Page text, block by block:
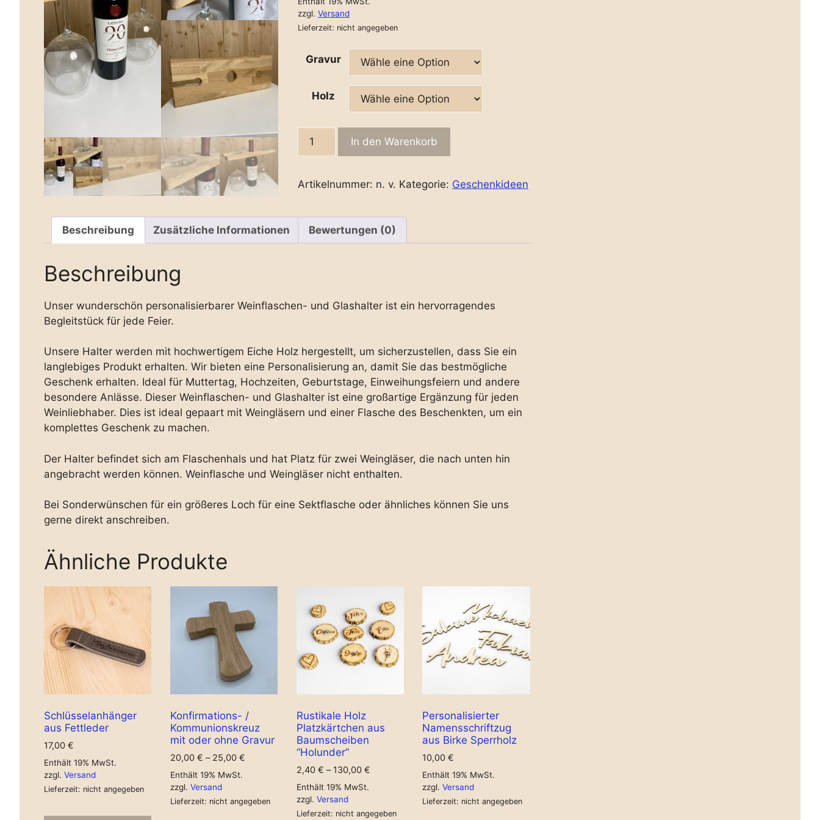
zzgl. Versand
Lieferzeit: nicht angegeben
Gravur
Holz
rechteckig
In den Warenkorb
Artikelnummer: n. v. Kategorie: Geschenkideen
Beschreibung Zusätzliche Informationen Bewertungen (0)
Beschreibung
Unser wunderschön personalisierbarer Weinflaschen- und Glashalter ist ein hervorragendes
Begleitstück für jede Feier.
Unsere Halter werden mit hochwertigem Eiche Holz hergestellt, um sicherzustellen, dass Sie ein
langlebiges Produkt erhalten. Wir bieten eine Personalisierung an, damit Sie das bestmögliche
Geschenk erhalten. Ideal für Muttertag, Hochzeiten, Geburtstage, Einweihungsfeiern und andere
besondere Anlässe. Dieser Weinflaschen- und Glashalter ist eine großartige Ergänzung für jeden
Weinliebhaber. Dies ist ideal gepaart mit Weingläsern und einer Flasche des Beschenkten, um ein
komplettes Geschenk zu machen.
Der Halter befindet sich am Flaschenhals und hat Platz für zwei Weingläser, die nach unten hin
angebracht werden können. Weinflasche und Weingläser nicht enthalten.
Bei Sonderwünschen für ein größeres Loch für eine Sektflasche oder ähnliches können Sie uns
gerne direkt anschreiben.
Ähnliche Produkte
Schlüsselanhänger
aus Fettleder
17,00 €
Enthält 19% MwSt.
zzgl. Versand
Lieferzeit: nicht angegeben
Konfirmations- /
Kommunionskreuz
mit oder ohne Gravur
20,00 € – 25,00 €
Enthält 19% MwSt.
zzgl. Versand
Lieferzeit: nicht angegeben
Rustikale Holz
Platzkärtchen aus
Baumscheiben
“Holunder”
2,40 € – 130,00 €
Enthält 19% MwSt.
zzgl. Versand
Lieferzeit: nicht angegeben
Personalisierter
Namensschriftzug
aus Birke Sperrholz
10,00€
Enthält 19% MwSt.
zzgl.Versand
Lieferzeit: nicht angegeben